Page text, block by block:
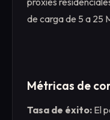
de carga de 5 a 25
Métricas de
Tasa de éxito: El